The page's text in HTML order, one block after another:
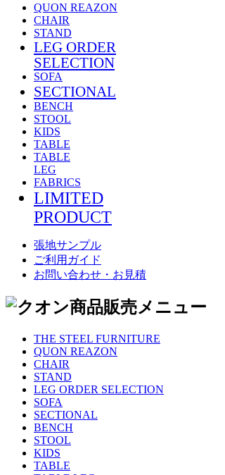
QUON REAZON
CHAIR
STAND
LEG ORDER
SELECTION
SOFA
SECTIONAL
BENCH
STOOL
KIDS
TABLE
TABLE
LEG
FABRICS
LIMITED
PRODUCT
張地サンプル
ご利用ガイド
お問い合わせ・お見積
THE STEEL FURNITURE
QUON REAZON
CHAIR
STAND
LEG ORDER SELECTION
SOFA
SECTIONAL
BENCH
STOOL
KIDS
TABLE